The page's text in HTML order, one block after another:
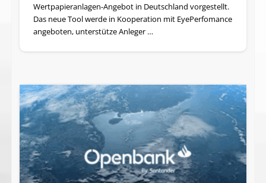
Wertpapieranlagen-Angebot in Deutschland vorgestellt.
Das neue Tool werde in Kooperation mit EyePerfomance
angeboten, unterstütze Anleger …